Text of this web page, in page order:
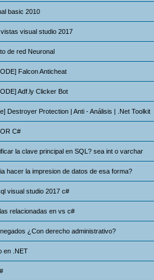
basic 2010
visual studio 2017
de red Neuronal
Falcon Anticheat
Adf.ly Clicker Bot
Destroyer Protection | Anti - Análisis | .Net Toolkit
C#
la clave principal en SQL? sea int o varchar
hacer la impresion de datos de esa forma?
visual studio 2017 c#
relacionadas en vs c#
¿Con derecho administrativo?
en .NET